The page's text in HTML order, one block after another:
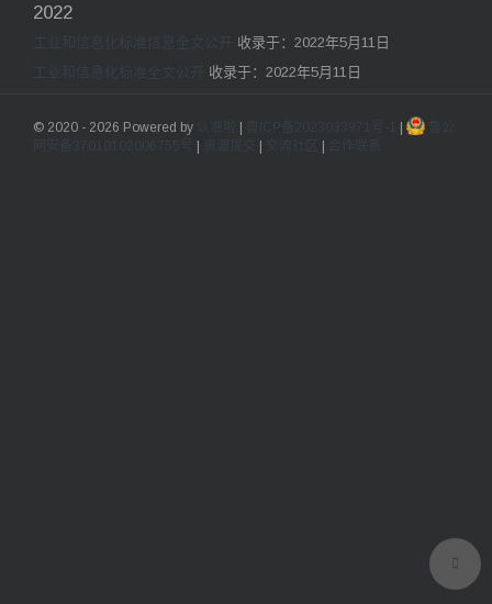
2022
工业和信息化标准信息全文公开 收录于：2022年5月11日
工业和信息化标准全文公开 收录于：2022年5月11日
© 2020 - 2026 Powered by | 鲁ICP备2023033971号-1 |
鲁公
网安备37010102006755号
| 资源提交 | 交流社区 | 合作联系